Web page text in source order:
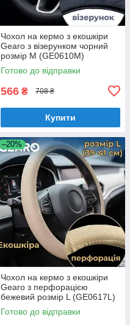
Чохол на кермо з екошкіри
Gearo з візерунком чорний
розмір M (GE0610M)
Готово до відправки
566 ₴ 708 ₴
Купити
–20%
Чохол на кермо з екошкіри
Gearo з перфорацією
бежевий розмір L (GE0617L)
Готово до відправки